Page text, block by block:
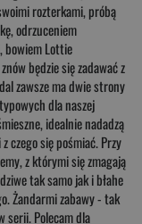
rozterkami, próbą
odrzuceniem
bowiem Lottie
będzie się zadawać z
zawsze ma dwie strony
dla naszej
idealnie nadadzą
czego się pośmiać. Przy
z którymi się zmagają
tak samo jak i błahe
Żandarmi zabawy - tak
serii. Polecam dla